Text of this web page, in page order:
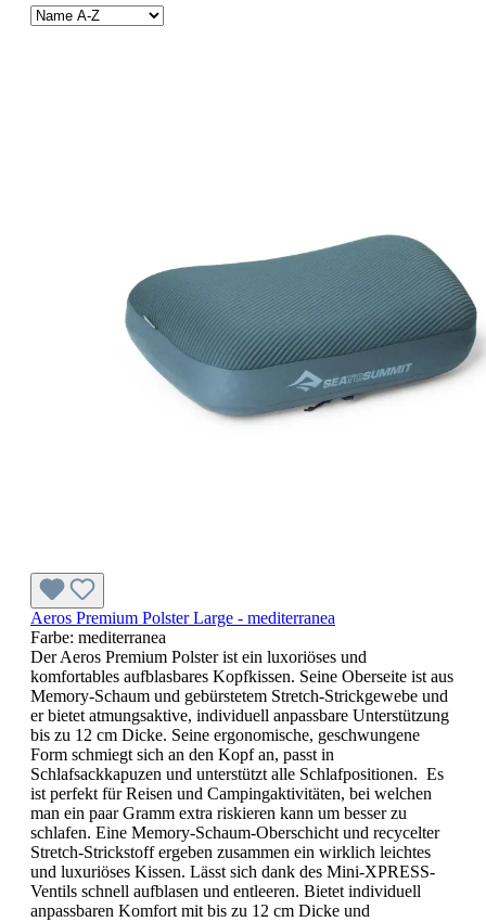
Aeros Premium Polster Large - mediterranea
Farbe: mediterranea
Der Aeros Premium Polster ist ein luxoriöses und
komfortables aufblasbares Kopfkissen. Seine Oberseite ist aus
Memory-Schaum und gebürstetem Stretch-Strickgewebe und
er bietet atmungsaktive, individuell anpassbare Unterstützung
bis zu 12 cm Dicke. Seine ergonomische, geschwungene
Form schmiegt sich an den Kopf an, passt in
Schlafsackkapuzen und unterstützt alle Schlafpositionen. Es
ist perfekt für Reisen und Campingaktivitäten, bei welchen
man ein paar Gramm extra riskieren kann um besser zu
schlafen. Eine Memory-Schaum-Oberschicht und recycelter
Stretch-Strickstoff ergeben zusammen ein wirklich leichtes
und luxuriöses Kissen. Lässt sich dank des Mini-XPRESS-
Ventils schnell aufblasen und entleeren. Bietet individuell
anpassbaren Komfort mit bis zu 12 cm Dicke und